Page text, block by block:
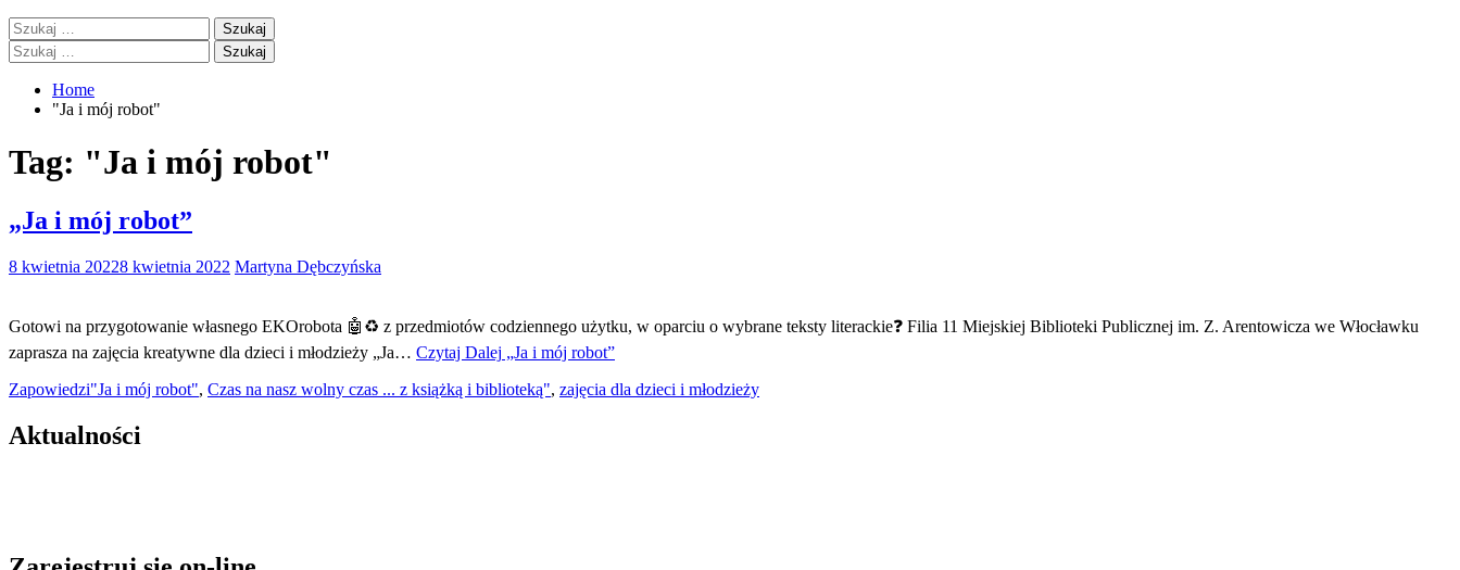
Szukaj:
Szukaj:
Home
"Ja i mój robot"
Tag: "Ja i mój robot"
„Ja i mój robot”
8 kwietnia 20228 kwietnia 2022 Martyna Dębczyńska
Gotowi na przygotowanie własnego EKOrobota 🤖♻️ z przedmiotów codziennego użytku, w oparciu o wybrane teksty literackie❓ Filia 11 Miejskiej Biblioteki Publicznej im. Z. Arentowicza we Włocławku
zaprasza na zajęcia kreatywne dla dzieci i młodzieży „Ja… Czytaj Dalej „Ja i mój robot”
Zapowiedzi"Ja i mój robot", Czas na nasz wolny czas ... z książką i biblioteką", zajęcia dla dzieci i młodzieży
Aktualności